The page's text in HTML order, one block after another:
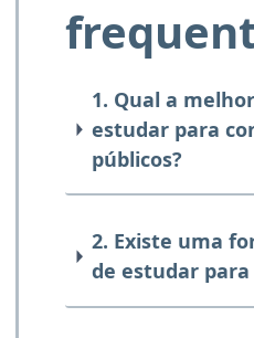
1. Qual a
estudar para
públicos?
2. Existe uma
de estudar para